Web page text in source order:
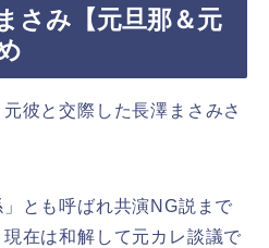
さみ【元旦那＆元
彼と交際した長澤まさみさ
とも呼ばれ共演NG説まで
在は和解して元カレ談議で